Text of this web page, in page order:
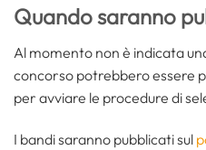
Quando saranno
Al momento non è indicata
concorso potrebbero essere
per avviare le procedure di
I bandi saranno pubblicati sul